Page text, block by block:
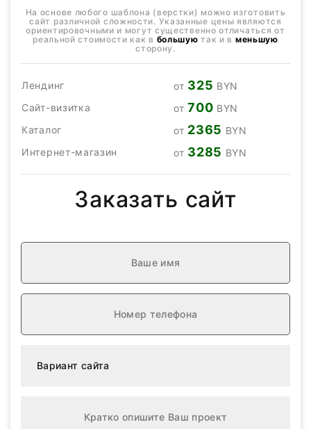
На основе любого шаблона (верстки) можно изготовить
сайт различной сложности. Указанные цены являются
ориентировочными и могут существенно отличаться от
реальной стоимости как в большую так и в меньшую
сторону.
Лендинг от 325 BYN
Сайт-визитка
от700 BYN
Каталог
от 2365 BYN
Интернет-магазин
от 3285 BYN
Заказать сайт